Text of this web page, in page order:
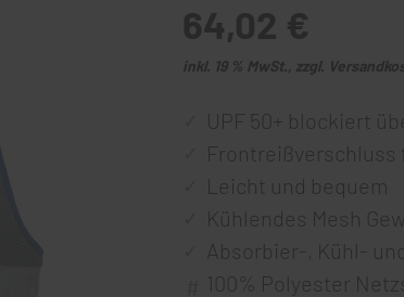
64,02 €
inkl. 19 % MwSt., zzgl.
UPF 50+ blockiert
Frontreißverschluss
Leicht und bequem
Kühlendes Mesh
Absorbier-, Kühl-
100% Polyester